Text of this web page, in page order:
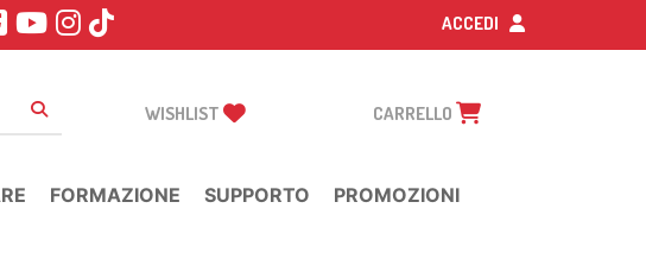
ACCEDI
WISHLIST CARRELLO
FORMAZIONE SUPPORTO PROMOZIONI